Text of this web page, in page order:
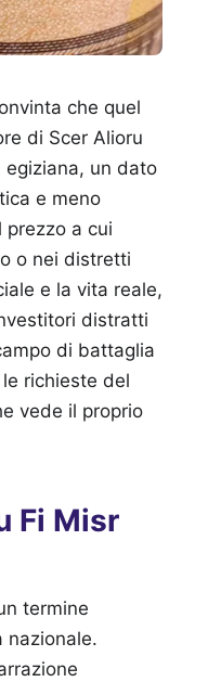
che quel
di Scer Alioru
egiziana, un dato
e meno
prezzo a cui
o nei distretti
e la vita reale,
distratti
di battaglia
richieste del
vede il proprio
Fi Misr
termine
nazionale.